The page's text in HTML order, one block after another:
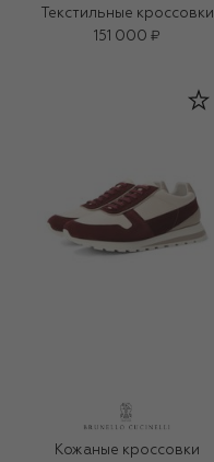
Текстильные кроссовки
151 000 ₽
Кожаные кроссовки